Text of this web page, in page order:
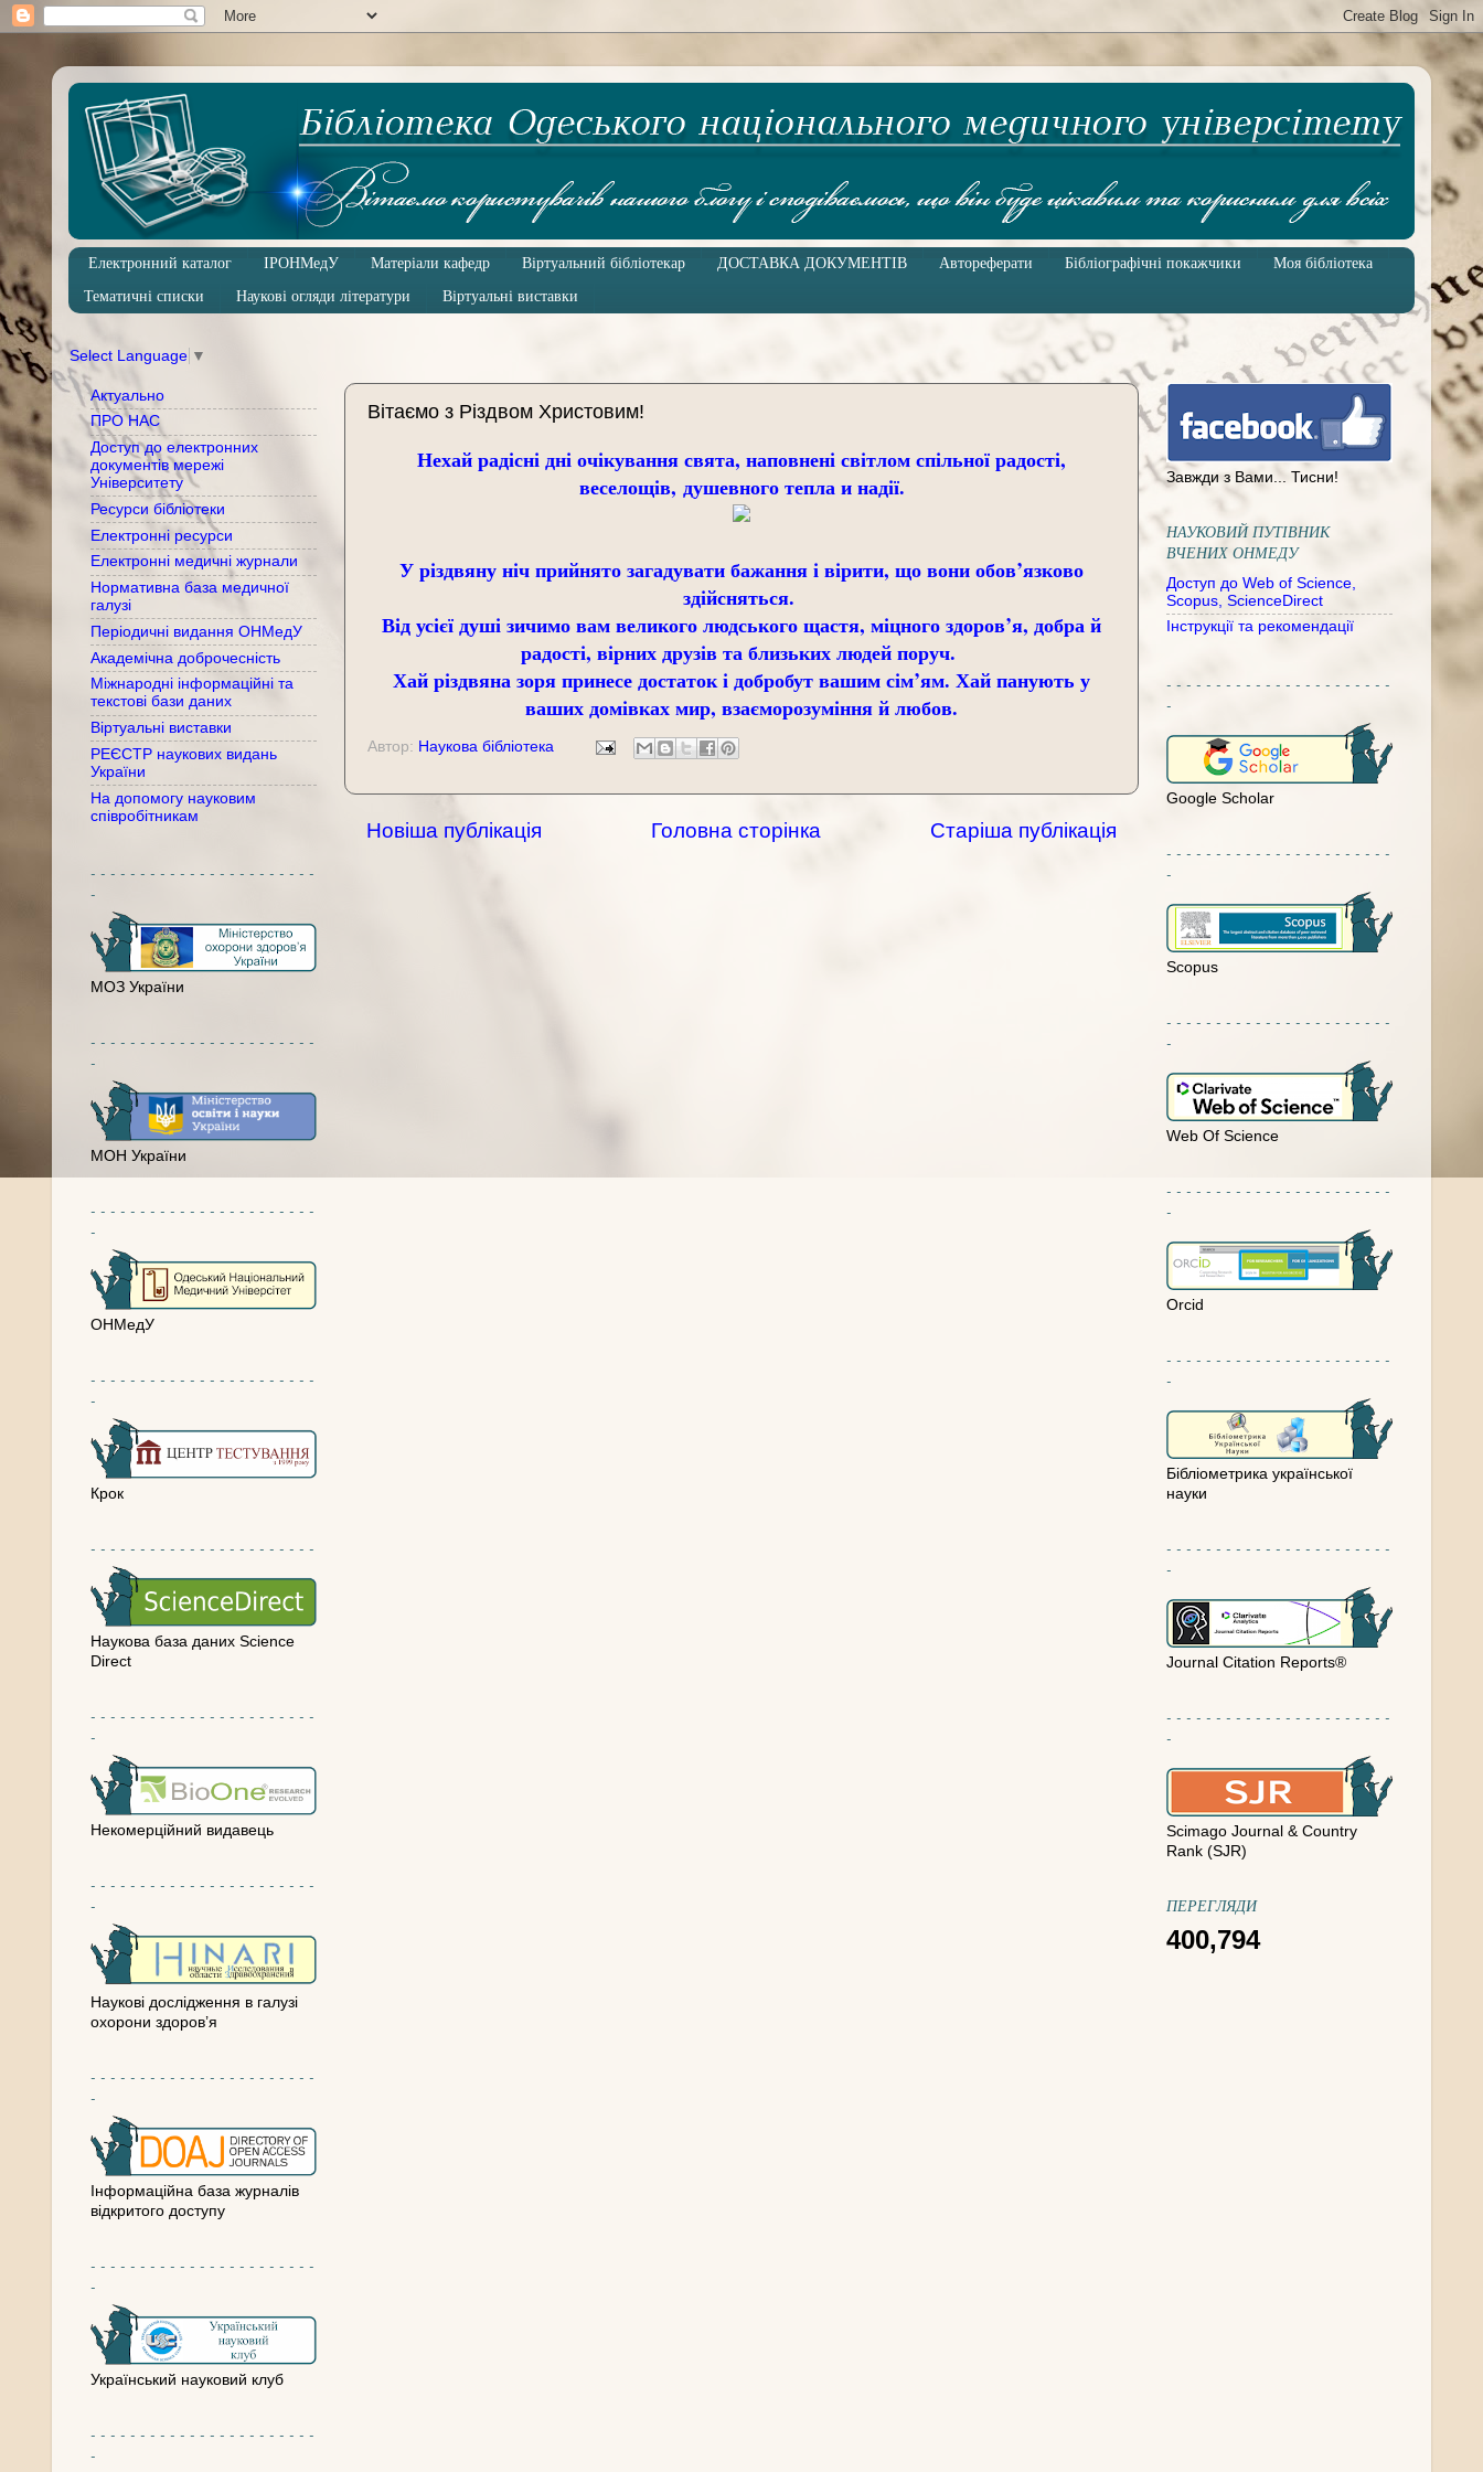
Електронний каталог ІРОНМедУ Матеріали кафедр Віртуальний бібліотекар ДОСТАВКА ДОКУМЕНТІВ Автореферати Бібліографічні покажчики
Моя бібліотека
Тематичні списки
Наукові огляди літератури Віртуальні виставки
Select Language ▼
Вітаємо з Різдвом Христовим!
Нехай радісні дні очікування свята, наповнені світлом спільної радості,
веселощів, душевного тепла и надії.
У різдвяну ніч прийнято загадувати бажання і вірити, що вони обов’язково
здійсняться.
Від усієї душі зичимо вам великого людського щастя, міцного здоров’я, добра й
радості, вірних друзів та близьких людей поруч.
Хай різдвяна зоря принесе достаток і добробут вашим сім’ям. Хай панують у
ваших домівках мир, взаєморозуміння й любов.
Автор: Наукова бібліотека
Новіша публікація Старіша публікація
Головна сторінка
Актуально
ПРО НАС
Доступ до електронних
документів мережі
Університету
Ресурси бібліотеки
Електронні ресурси
Електронні медичні журнали
Нормативна база медичної
галузі
Періодичні видання ОНМедУ
Академічна доброчесність
Міжнародні інформаційні та
текстові бази даних
Віртуальні виставки
РЕЄСТР наукових видань
України
На допомогу науковим
співробітникам
- - - - - - - - - - - - - - - - - - - - - - -
-
МОЗ України
- - - - - - - - - - - - - - - - - - - - - - -
-
МОН України
- - - - - - - - - - - - - - - - - - - - - - -
-
ОНМедУ
- - - - - - - - - - - - - - - - - - - - - - -
-
Крок
- - - - - - - - - - - - - - - - - - - - - - -
Наукова база даних Science
Direct
- - - - - - - - - - - - - - - - - - - - - - -
-
Некомерційний видавець
- - - - - - - - - - - - - - - - - - - - - - -
-
Наукові дослідження в галузі
охорони здоров’я
- - - - - - - - - - - - - - - - - - - - - - -
-
Інформаційна база журналів
відкритого доступу
- - - - - - - - - - - - - - - - - - - - - - -
-
Український науковий клуб
- - - - - - - - - - - - - - - - - - - - - - -
-
Завжди з Вами... Тисни!
НАУКОВИЙ ПУТІВНИК
ВЧЕНИХ ОНМЕДУ
Доступ до Web of Science,
Scopus, ScienceDirect
Інструкції та рекомендації
- - - - - - - - - - - - - - - - - - - - - - -
-
Google Scholar
- - - - - - - - - - - - - - - - - - - - - - -
-
Scopus
- - - - - - - - - - - - - - - - - - - - - - -
-
Web Of Science
- - - - - - - - - - - - - - - - - - - - - - -
-
Orcid
- - - - - - - - - - - - - - - - - - - - - - -
-
Бібліометрика української
науки
- - - - - - - - - - - - - - - - - - - - - - -
-
Journal Citation Reports®
- - - - - - - - - - - - - - - - - - - - - - -
-
Scimago Journal & Country
Rank (SJR)
ПЕРЕГЛЯДИ
400,794